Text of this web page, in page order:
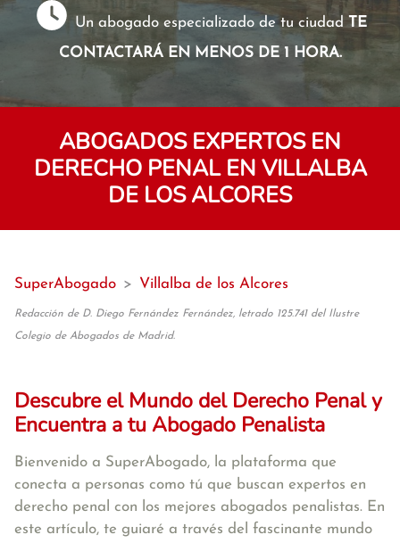
Un abogado especializado de tu ciudadTE
CONTACTARÁ EN MENOS DE 1 HORA.
ABOGADOS EXPERTOS EN
DERECHO PENAL EN VILLALBA
DE LOS ALCORES
SuperAbogado > Villalba de los Alcores
Redacción de D. Diego Fernández Fernández, letrado 125.741 del Ilustre
Colegio de Abogados de Madrid.
Descubre el Mundo del Derecho Penal y
Encuentra a tu Abogado Penalista
Bienvenido a SuperAbogado, la plataforma que
conecta a personas como tú que buscan expertos en
derecho penal con los mejores abogados penalistas. En
este artículo, te guiaré a través del fascinante mundo